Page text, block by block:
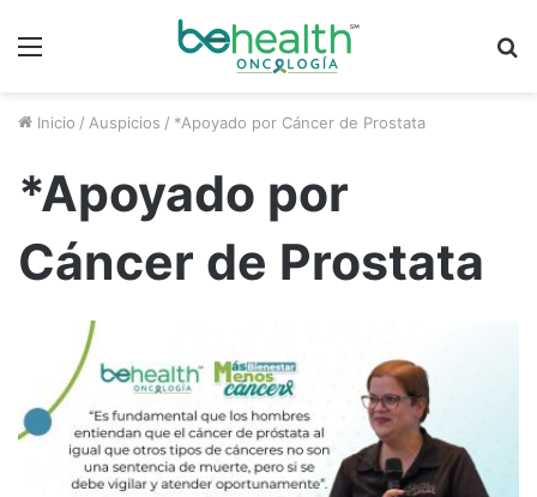
Inicio / Auspicios / *Apoyado por Cáncer de Prostata
*Apoyado por
Cáncer de Prostata